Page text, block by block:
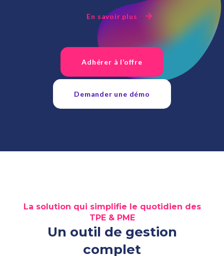
En savoir plus
Adhérer à l’offre
Demander une démo
La solution qui simplifie le quotidien des
TPE & PME
Un outil de gestion
complet